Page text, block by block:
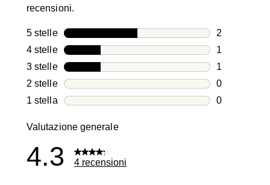
recensioni.
5 stellestelle
2
2
4 stellestelle
1
1
3 stellestelle
1
1
2 stellestelle
0
0
1 stellastelle
0
Valutazione generale
4.3 4 recensioni